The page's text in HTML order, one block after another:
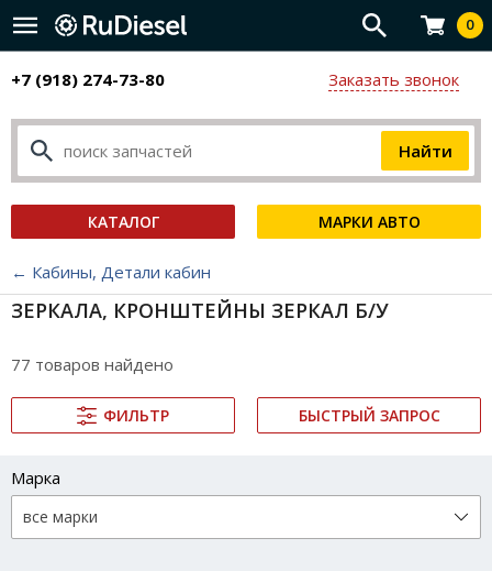
0
+7 (918) 274-73-80 Заказать звонок
КАТАЛОГ МАРКИ АВТО
← Кабины, Детали кабин
ЗЕРКАЛА, КРОНШТЕЙНЫ ЗЕРКАЛ Б/У
77 товаров найдено
ФИЛЬТР БЫСТРЫЙ ЗАПРОС
Марка